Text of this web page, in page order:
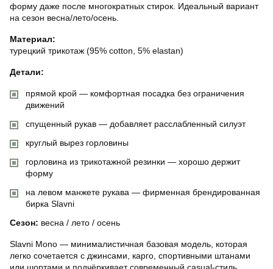
форму даже после многократных стирок. Идеальный вариант
на сезон весна/лето/осень.
Материал:
турецкий трикотаж (95% cotton, 5% elastan)
Детали:
прямой крой — комфортная посадка без ограничения
движений
спущенный рукав — добавляет расслабленный силуэт
круглый вырез горловины
горловина из трикотажной резинки — хорошо держит
форму
на левом манжете рукава — фирменная брендированная
бирка Slavni
Сезон: весна / лето / осень
Slavni Mono — минималистичная базовая модель, которая
легко сочетается с джинсами, карго, спортивными штанами
или шортами и подчёркивает современный casual-стиль.